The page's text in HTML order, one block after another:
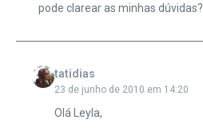
pode clarear as minhas dúvidas?
tatidias
23 de junho de 2010 em 14:20
Olá Leyla,